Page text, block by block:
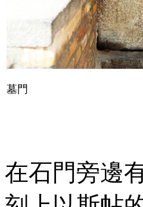
墓門
在石門旁邊